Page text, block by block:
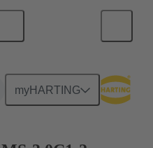
myHARTING
kartě